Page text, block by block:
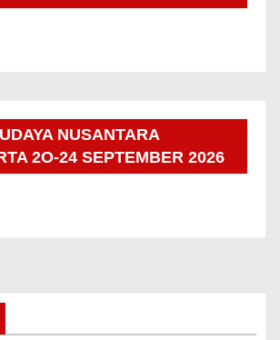
NUSANTARA
2O-24 SEPTEMBER 2026